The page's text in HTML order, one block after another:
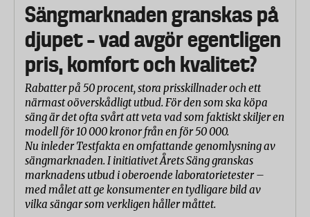
linje med WHO’s gräns för sömnstörande
bakgrundsljud.
I testet har luftrenarens prestanda mätts vid 37 dB(A)
samt full effekt. Innan mätningarna har ljudnivån
uppmätts vid samtliga effektinställningar för att
hitta den effektnivå som ligger närmast under eller
på 37 dB.
Mätning av ljudnivå har gjorts i en kontrollerad
laboratoriemiljö. Mätningarna utförs 1 meter från
luftrenaren och från alla vinklar (det genomsnittliga
värdet anger luftrenarens ljudnivå). 37 dB(A)
motsvarar 30 dB(A) från lite drygt 2 meter, vilket kan
Sängmarknaden granskas på
djupet – vad avgör egentligen
pris, komfort och kvalitet?
Rabatter på 50 procent, stora prisskillnader och ett
närmast oöverskådligt utbud. För den som ska köpa
säng är det ofta svårt att veta vad som faktiskt skiljer en
modell för 10 000 kronor från en för 50 000.
Nu inleder Testfakta en omfattande genomlysning av
sängmarknaden. I initiativet Årets Säng granskas
marknadens utbud i oberoende laboratorietester –
med målet att ge konsumenter en tydligare bild av
vilka sängar som verkligen håller måttet.